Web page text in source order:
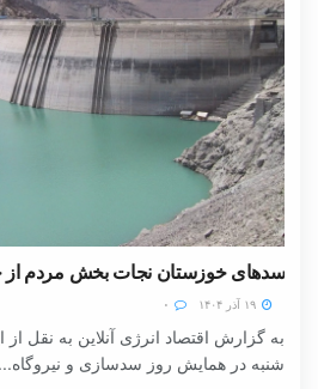
سدهای خوزستان نجات بخش مردم
به گزارش اقتصاد انرژی آنلاین به نقل
شنبه در همایش روز سدسازی و نیروگاه...